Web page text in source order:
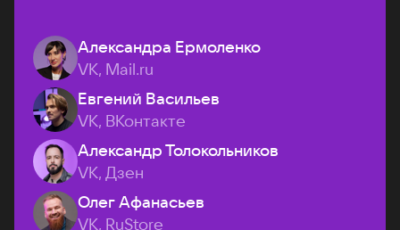
Александра Ермоленко
VK, Mail.ru
Евгений Васильев
VK, ВКонтакте
Александр Толокольников
VK, Дзен
Олег Афанасьев
VK, RuStore